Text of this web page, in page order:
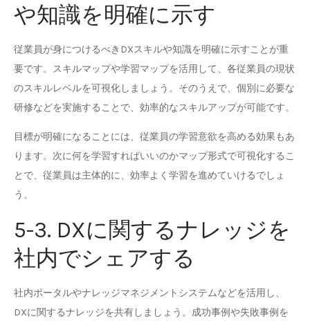
や知識を明確に示す
従業員が身につけるべきDXスキルや知識を明確に示すことが重
要です。スキルマップや学習マップを活用して、各従業員の現状
のスキルレベルを可視化しましょう。そのうえで、個別に必要な
研修などを実施することで、効率的なスキルアップが可能です。
目標が明確になることには、従業員の学習意欲を高める効果もあ
ります。次に何を学習すればいいのかマップ形式で可視化するこ
とで、従業員は主体的に、効率よく学習を進めていけるでしょ
う。
5-3. DXに関するナレッジを
社内でシェアする
社内ポータルやナレッジマネジメントシステムなどを活用し、
DXに関するナレッジを共有しましょう。成功事例や失敗事例を